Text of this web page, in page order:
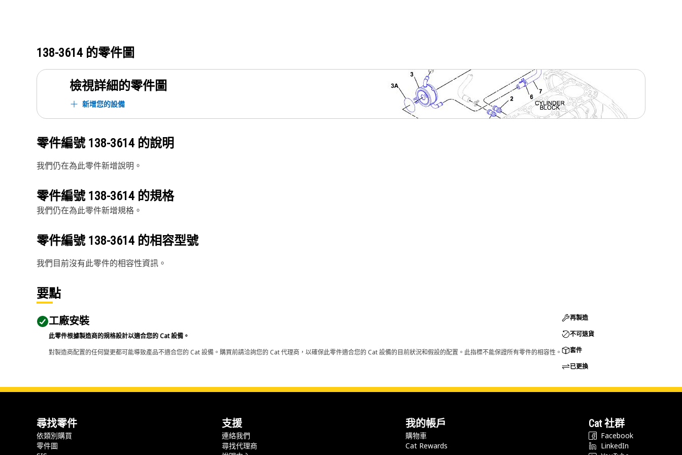
138-3614 的零件圖
檢視詳細的零件圖
新增您的設備
零件編號 138-3614 的說明
我們仍在為此零件新增說明。
零件編號 138-3614 的規格
我們仍在為此零件新增規格。
零件編號 138-3614 的相容型號
我們目前沒有此零件的相容性資訊。
要點
工廠安裝
此零件根據製造商的規格設計以適合您的 Cat 設備。
對製造商配置的任何變更都可能導致產品不適合您的 Cat 設備。購買前請洽詢您的 Cat 代理商，以確保此零件適合您的 Cat 設備的目前狀況和假設的配置。此指標不能保證所有零件的相容性。
再製造
不可退貨
套件
已更換
尋找零件
依類別購買
零件圖
支援
連絡我們
尋找代理商
我的帳戶
購物車
Cat Rewards
Cat 社群
Facebook
LinkedIn